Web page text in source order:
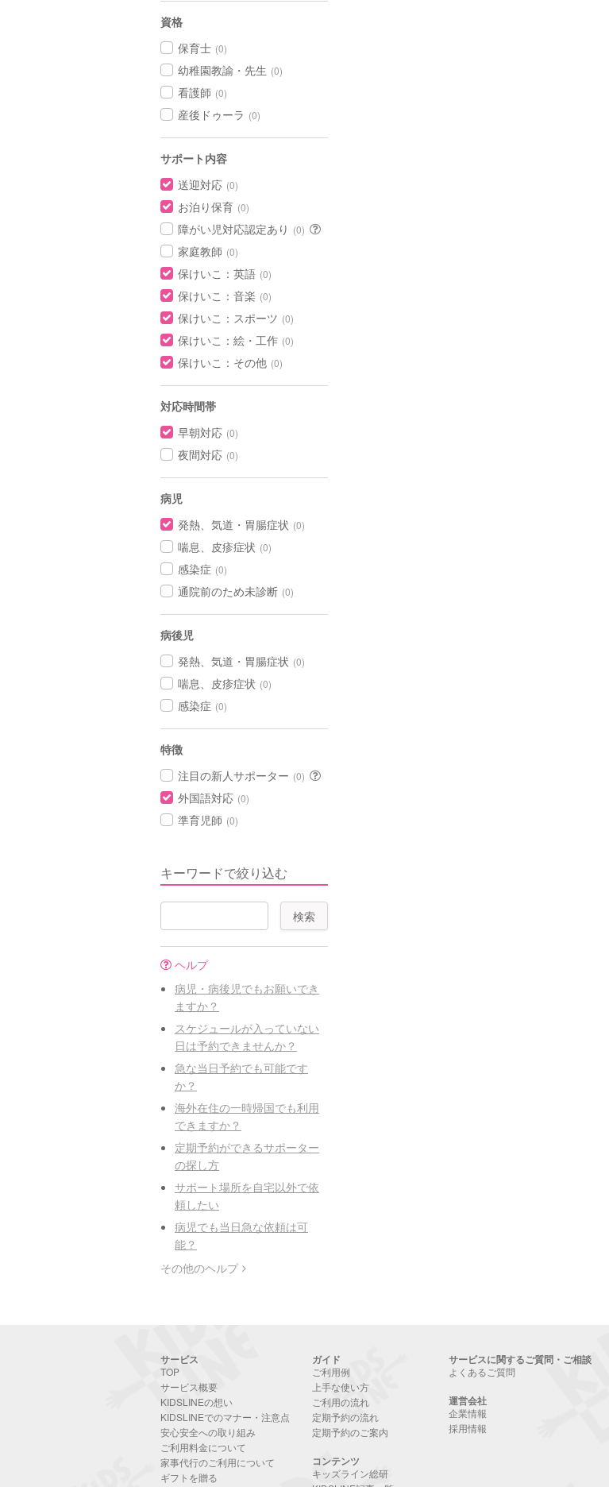
資格
保育士 (0)
幼稚園教諭・先生 (0)
看護師 (0)
産後ドゥーラ (0)
サポート内容
送迎対応 (0)
お泊り保育 (0)
障がい児対応認定あり (0)
家庭教師 (0)
保けいこ：英語 (0)
保けいこ：音楽 (0)
保けいこ：スポーツ (0)
保けいこ：絵・工作 (0)
保けいこ：その他 (0)
対応時間帯
早朝対応 (0)
夜間対応 (0)
病児
発熱、気道・胃腸症状 (0)
喘息、皮疹症状 (0)
感染症 (0)
通院前のため未診断 (0)
病後児
発熱、気道・胃腸症状 (0)
喘息、皮疹症状 (0)
感染症 (0)
特徴
注目の新人サポーター (0)
外国語対応 (0)
準育児師 (0)
キーワードで絞り込む
ヘルプ
病児・病後児でもお願いでき
ますか？
スケジュールが入っていない
日は予約できませんか？
急な当日予約でも可能です
か？
海外在住の一時帰国でも利用
できますか？
定期予約ができるサポーター
の探し方
サポート場所を自宅以外で依
頼したい
病児でも当日急な依頼は可
能？
その他のヘルプ
サービス
TOP
サービス概要
KIDSLINEの想い
KIDSLINEでのマナー・注意点
安心安全への取り組み
ご利用料金について
家事代行のご利用について
ギフトを贈る
ガイド
ご利用例
上手な使い方
ご利用の流れ
定期予約の流れ
定期予約のご案内
コンテンツ
キッズライン総研
サービスに関するご質問・ご相談
よくあるご質問
運営会社
企業情報
採用情報